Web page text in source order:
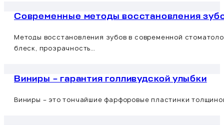
Современные методы восстановления
Методы восстановления зубов в современной
блеск, прозрачность…
Виниры – гарантия голливудской улыбки
Виниры – это тончайшие фарфоровые пластинки